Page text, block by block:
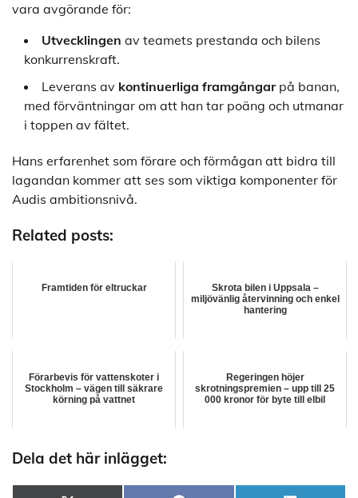
vara avgörande för:
Utvecklingen av teamets prestanda och bilens
konkurrenskraft.
Leverans av kontinuerliga framgångarpå banan,
med förväntningar om att han tar poäng och utmanar
i toppen av fältet.
Hans erfarenhet som förare och förmågan att bidra till
lagandan kommer att ses som viktiga komponenter för
Audis ambitionsnivå.
Related posts:
Framtiden för eltruckar
Skrota bilen i Uppsala –
miljövänlig återvinning och enkel
hantering
Förarbevis för vattenskoter i
Stockholm – vägen till säkrare
körning på vattnet
Regeringen höjer
skrotningspremien – upp till 25
000 kronor för byte till elbil
Dela det här inlägget: